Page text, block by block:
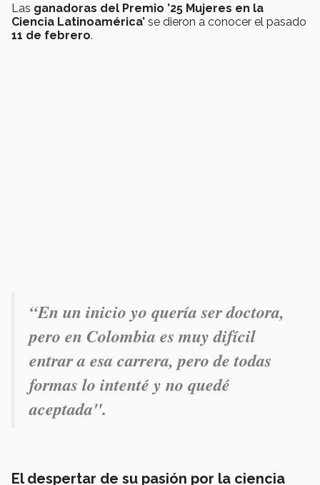
Las ganadoras del Premio ’25 Mujeres en la
Ciencia Latinoamérica’ se dieron a conocer el pasado
11 de febrero.
“En un inicio yo quería ser doctora,
pero en Colombia es muy difícil
entrar a esa carrera, pero de todas
formas lo intenté y no quedé
aceptada".
El despertar de su pasión por la ciencia